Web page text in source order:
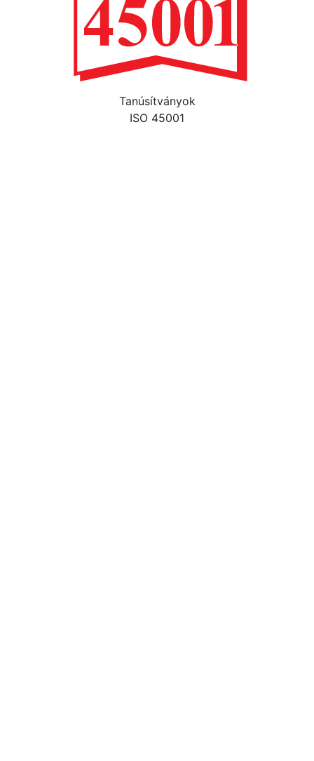
Tanúsítványok
ISO 45001